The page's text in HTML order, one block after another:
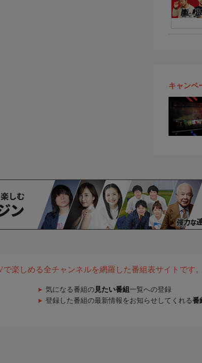
キャンペ
楽しめる全チャンネルを網羅した番組表サイトです。
気になる番組の 見たい番組 一覧への登録
登録した番組の最新情報をお知らせしてくれる番